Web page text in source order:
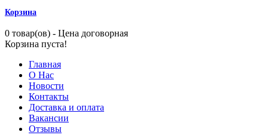
Корзина
0 товар(ов) - Цена договорная
Корзина пуста!
Главная
О Нас
Новости
Контакты
Доставка и оплата
Вакансии
Отзывы